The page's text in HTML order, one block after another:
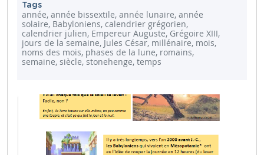
Tags
année, année bissextile, année lunaire, année
solaire, Babyloniens, calendrier grégorien,
calendrier julien, Empereur Auguste, Grégoire XIII,
jours de la semaine, Jules César, millénaire, mois,
noms des mois, phases de la lune, romains,
semaine, siècle, stonehenge, temps